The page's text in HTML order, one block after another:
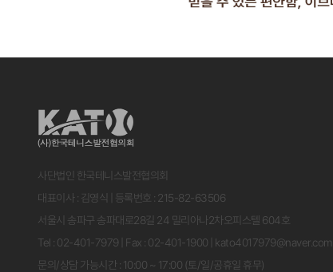
사단법인 한국테니스발전협의회
대표이사 : 김영식 | 등록번호 : 215-82-63506
서울시 송파구 송파대로28길 24 밀리아나2차오피스텔 604호
Tel : 02-401-7979 | Fax : 02-401-1900 | kato4017979@naver.com
문의/상담 가능시간 : 10:00 ~ 17:00 (토/일/공휴일 휴무)